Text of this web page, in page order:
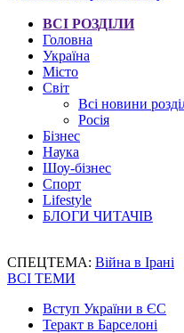
ВСІ РОЗДІЛИ
Головна
Україна
Місто
Світ
Всі новини
Росія
Бізнес
Наука
Шоу-бізнес
Спорт
Lifestyle
БЛОГИ ЧИТАЧІВ
СПЕЦТЕМА: Війна в Ірані
ВСІ ТЕМИ
Вступ України в ЄС
Теракт в Барселоні